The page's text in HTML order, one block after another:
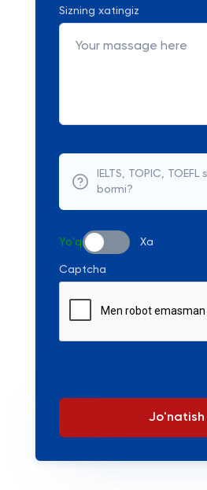
Sizning xatingiz
IELTS, TOPIC,
bormi?
Yo'q Xa
Captcha
Jo'natish